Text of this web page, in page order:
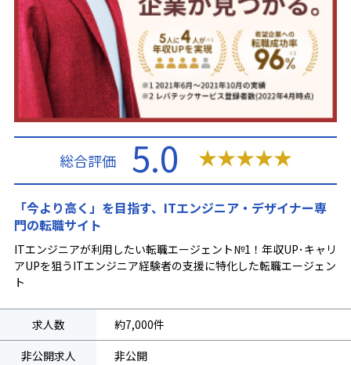
「今より高く」を目指す、ITエンジニア・デザイナー専
門の転職サイト
ITエンジニアが利用したい転職エージェント№1！年収UP･キャリ
アUPを狙うITエンジニア経験者の支援に特化した転職エージェン
ト
総合評価 5.0 ★★★★★
求人数
約7,000件
非公開求人
非公開